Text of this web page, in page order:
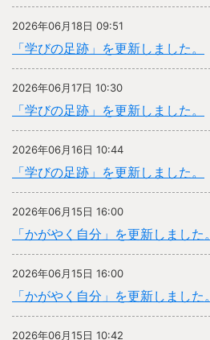
2026年06月18日 09:51
「学びの足跡」を更新しました。
2026年06月17日 10:30
「学びの足跡」を更新しました。
2026年06月16日 10:44
「学びの足跡」を更新しました。
2026年06月15日 16:00
「かがやく自分」を更新しました。
2026年06月15日 16:00
「かがやく自分」を更新しました。
2026年06月15日 10:42